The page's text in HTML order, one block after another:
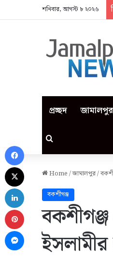
শনিবার, আগস্ট ৮ ২০২৬
প্রচ্ছদ জামালপুর
Search for
Home/জামালপুর/
বকশীগঞ্জ
বকশীগঞ্জ
Facebook
LinkedIn
Pinterest
Messenger